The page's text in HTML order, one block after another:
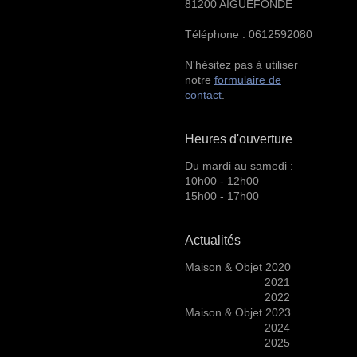
81200 AIGUEFONDE
Téléphone : 0612592080
N'hésitez pas à utiliser
notre formulaire de
contact.
Heures d'ouverture
Du mardi au samedi :
10h00 - 12h00
15h00 - 17h00
Actualités
Maison & Objet 2020
2021
2022
Maison & Objet 2023
2024
2025